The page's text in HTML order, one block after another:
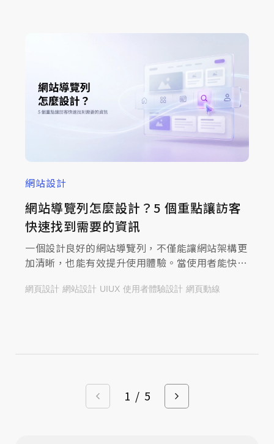
範疇。 因此，網站維護不僅是確保網站穩定運作
的基礎工作，更關係到資訊安全、使用者體驗與品
牌形象。本文將從網站維護的重要性、常見維護項
目，到企業最關心的網站維護費用與規劃方式，帶
您全面了解網站維運管理的核心觀念。
網站設計
網站導覽列怎麼設計？5 個重點讓訪客
快速找到需要的資訊
一個設計良好的網站導覽列，不僅能讓網站架構更
加清晰，也能有效提升使用體驗。當使用者能快速
高，進而降低跳出率，增加詢問、購買或轉換的機
類型，以及規劃時需要注意的重點。
網頁設計 網站設計 UIUX 使用者體驗設計 網頁動線
1 / 5